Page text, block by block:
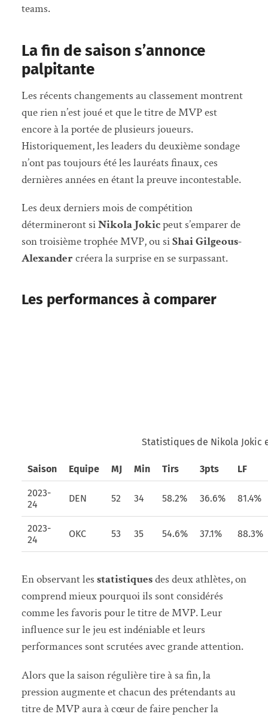
teams.
La fin de saison s’annonce
palpitante
Les récents changements au classement montrent
que rien n’est joué et que le titre de MVP est
encore à la portée de plusieurs joueurs.
Historiquement, les leaders du deuxième sondage
n’ont pas toujours été les lauréats finaux, ces
dernières années en étant la preuve incontestable.
Les deux derniers mois de compétition
détermineront siNikola Jokicpeut s’emparer de
son troisième trophée MVP, ou siShai Gilgeous-
Alexander créera la surprise en se surpassant.
Les performances à comparer
Statistiques de Nikola Jokic
Saison Equipe MJ Min Tirs 3pts LF
2023-
24
DEN 52 34 58.2% 36.6% 81.4%
2023-
24
OKC 53 35 54.6% 37.1% 88.3%
En observant les statistiquesdes deux athlètes, on
comprend mieux pourquoi ils sont considérés
comme les favoris pour le titre de MVP. Leur
influence sur le jeu est indéniable et leurs
performances sont scrutées avec grande attention.
Alors que la saison régulière tire à sa fin, la
pression augmente et chacun des prétendants au
titre de MVP aura à cœur de faire pencher la